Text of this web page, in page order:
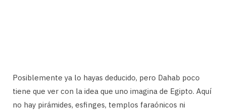
Posiblemente ya lo hayas deducido, pero Dahab poco
tiene que ver con la idea que uno imagina de Egipto. Aquí
no hay pirámides, esfinges, templos faraónicos ni